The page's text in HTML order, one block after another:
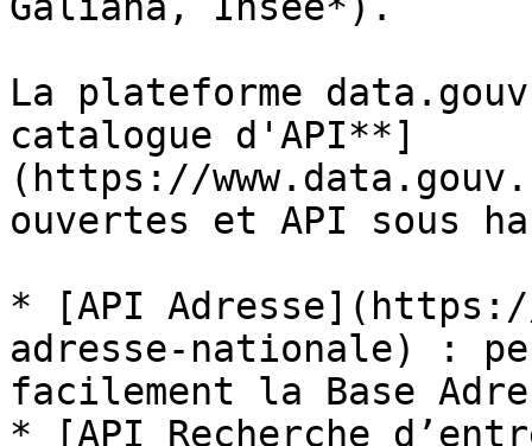
La plateforme
catalogue d'API**]
(https://
ouvertes et API sous
* [API
adresse-nationale) :
facilement la Base
* [API Recherche